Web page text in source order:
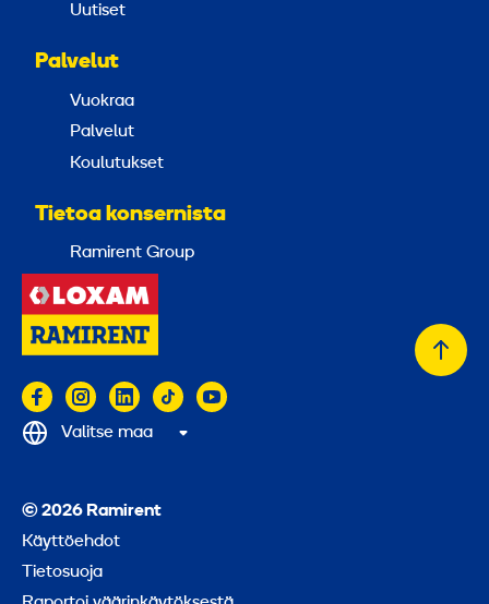
Uutiset
Palvelut
Vuokraa
Palvelut
Koulutukset
Tietoa konsernista
Ramirent Group
© 2026 Ramirent
Käyttöehdot
Tietosuoja
Valitse maa